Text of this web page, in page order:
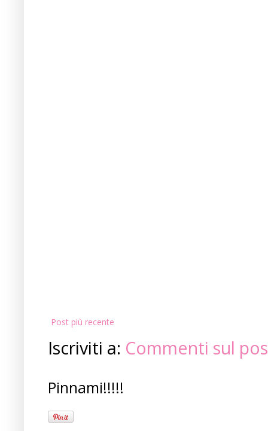
Post più recente
Iscriviti a: Commenti sul
Pinnami!!!!!